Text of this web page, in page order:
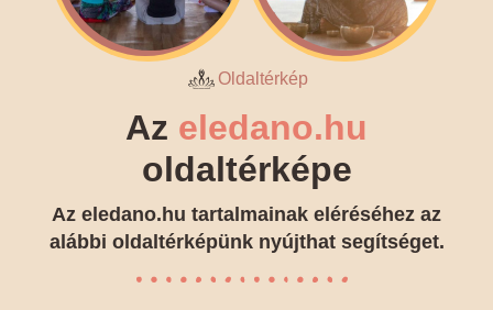
Oldaltérkép
Az eledano.hu
oldaltérképe
Az eledano.hu tartalmainak eléréséhez az
alábbi oldaltérképünk nyújthat segítséget.